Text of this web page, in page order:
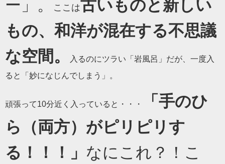
ー」。
ここは古いものと新しい
もの、和洋が混在する不思議
な空間。
入るのにツラい「岩風呂」だが、一度入
ると「妙になじんでしまう」。
頑張って10分近く入っていると・・・
「手のひ
ら（両方）がピリピリす
る！！！」 なにこれ？！こ